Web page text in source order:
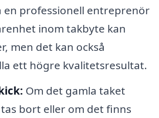
en professionell entreprenör
inom takbyte kan
men det kan också
ett högre kvalitetsresultat.
Om det gamla taket
bort eller om det finns